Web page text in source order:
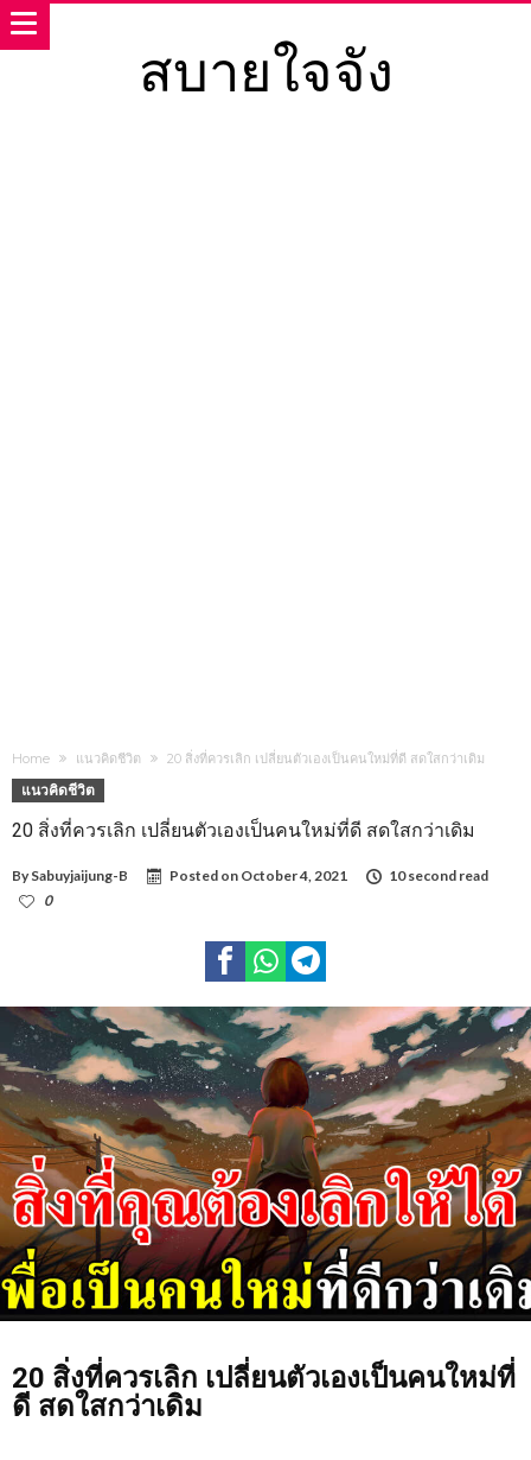
สบายใจจัง
Home แนวคิดชีวิต 20 สิ่งที่ควรเลิก เปลี่ยนตัวเองเป็นคนใหม่ที่ดี สดใสกว่าเดิม
แนวคิดชีวิต
20 สิ่งที่ควรเลิก เปลี่ยนตัวเองเป็นคนใหม่ที่ดี สดใสกว่าเดิม
By Sabuyjaijung-B Posted on October 4, 2021
10 second read
0
20 สิ่งที่ควรเลิก เปลี่ยนตัวเองเป็นคนใหม่ที่
ดี สดใสกว่าเดิม